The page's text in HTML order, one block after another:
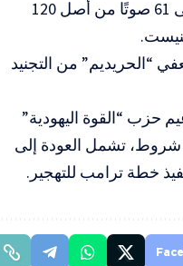
مقاعد في الكنيست. وفي حال غياب دعمهم، ستحتاج حكومة نتنياهو إلى 61 صوتًا من أصل 120
“الحريديم” من التجنيد
حزب “القوة اليهودية”
شروط، تشمل العودة إلى
خطة ترامب للتهجير.